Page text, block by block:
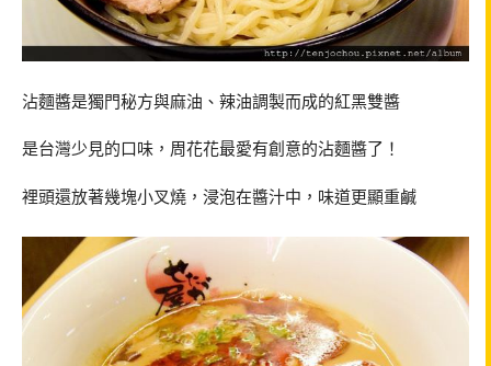
沾麵醬是獨門秘方與麻油、辣油調製而成的紅黑雙醬
是台灣少見的口味，周花花最愛有創意的沾麵醬了！
裡頭還放著幾塊小叉燒，浸泡在醬汁中，味道更顯重鹹